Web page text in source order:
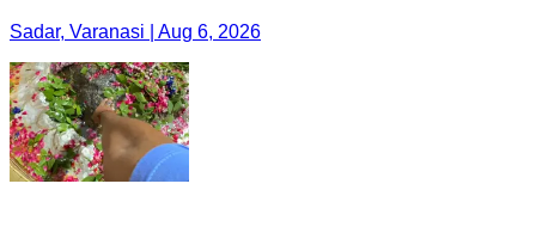
Sadar, Varanasi | Aug 6, 2026